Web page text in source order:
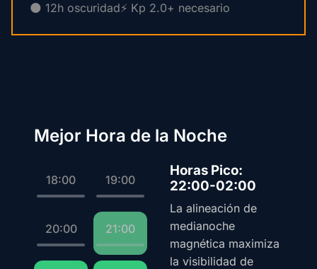
🌑 12h oscuridad⚡ Kp 2.0+ necesario
Mejor Hora de la Noche
18:00 19:00
20:00 21:00
Horas Pico:
22:00-02:00
La alineación de
medianoche
magnética maximiza
la visibilidad de